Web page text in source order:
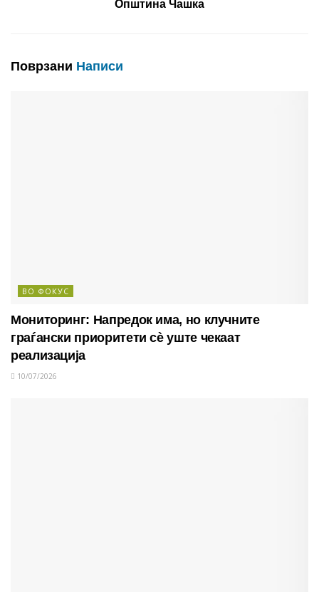
Општина Чашка
Поврзани Написи
ВО ФОКУС
Мониторинг: Напредок има, но клучните
граѓански приоритети сè уште чекаат
реализација
10/07/2026